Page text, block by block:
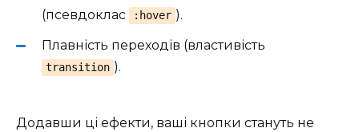
(псевдоклас
:hover ).
Плавність переходів (властивість
transition ).
Додавши ці ефекти, ваші кнопки стануть не